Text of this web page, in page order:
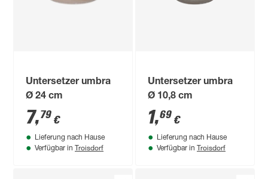
Untersetzer umbra
Ø 24 cm
7,79 €
Lieferung nach Hause
Verfügbar in Troisdorf
Untersetzer umbra
Ø 10,8 cm
1,69 €
Lieferung nach Hause
Verfügbar in Troisdorf